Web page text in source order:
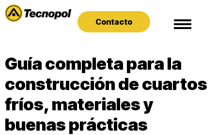
Contacto
Guía completa para la
construcción de cuartos
fríos, materiales y
buenas prácticas